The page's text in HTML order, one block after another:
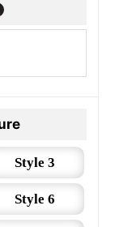
Style 3
Style 6